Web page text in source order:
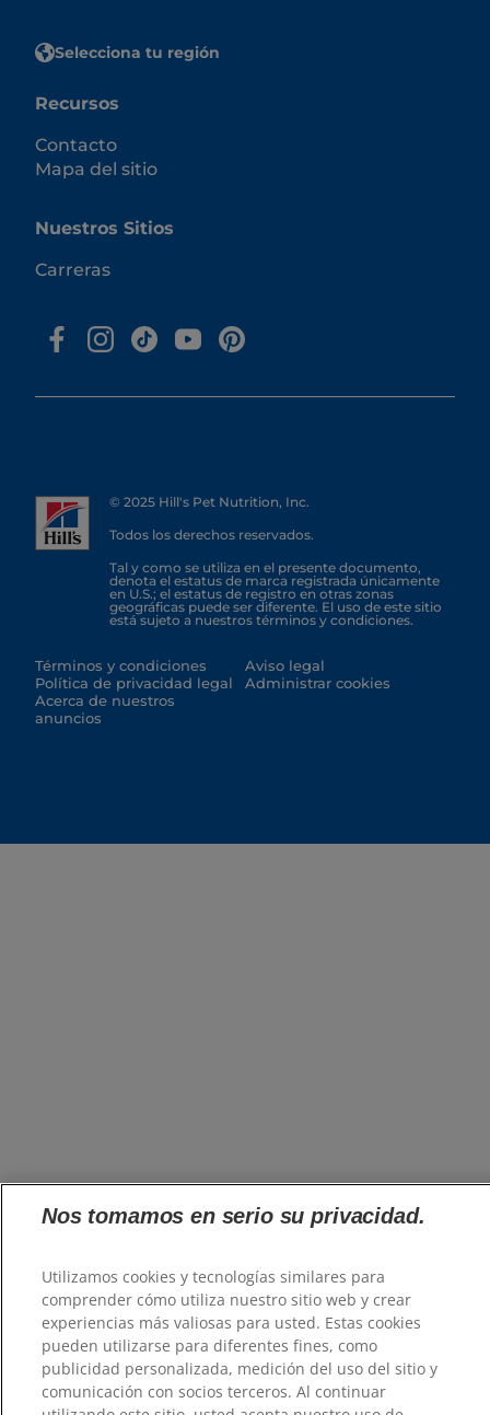
Selecciona tu región
Recursos
Contacto
Mapa del sitio
Nuestros Sitios
Carreras
© 2025 Hill's Pet Nutrition, Inc.
Todos los derechos reservados.
Tal y como se utiliza en el presente documento,
denota el estatus de marca registrada únicamente
en U.S.; el estatus de registro en otras zonas
geográficas puede ser diferente. El uso de este sitio
está sujeto a nuestros términos y condiciones.
Términos y condiciones
Política de privacidad legal
Acerca de nuestros
anuncios
Aviso legal
Administrar cookies
Nos tomamos en serio su privacidad.
Utilizamos cookies y tecnologías similares para
comprender cómo utiliza nuestro sitio web y crear
experiencias más valiosas para usted. Estas cookies
pueden utilizarse para diferentes fines, como
publicidad personalizada, medición del uso del sitio y
comunicación con socios terceros. Al continuar